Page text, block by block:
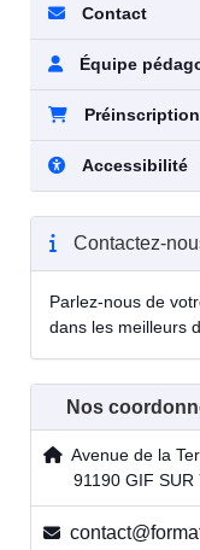
Contact
Équipe
Préinscription
Accessibilité
Contactez-
Parlez-nous de
dans les meilleurs
Nos
Avenue de la
91190 GIF SUR